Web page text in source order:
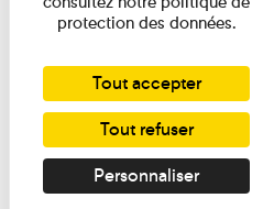
protection des données.
Tout accepter
Tout refuser
Personnaliser